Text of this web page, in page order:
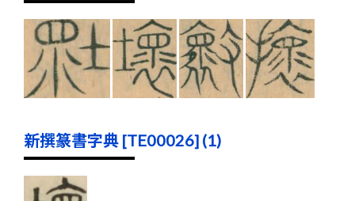
新撰篆書字典 [TE00026] (1)